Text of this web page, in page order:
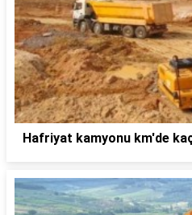
Hafriyat kamyonu km'de